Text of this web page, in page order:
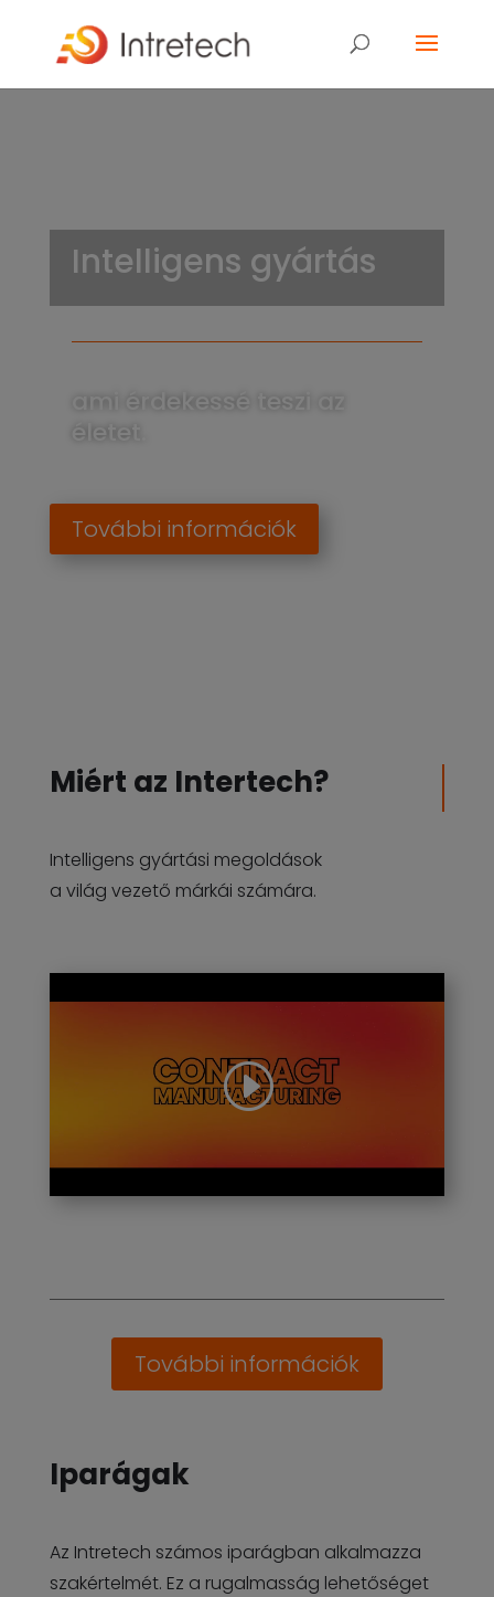
Intelligens gyártás
ami érdekessé teszi az
életet.
További információk
Miért az Intertech?
Intelligens gyártási megoldások
a világ vezető márkái számára.
További információk
Iparágak
Az Intretech számos iparágban alkalmazza
szakértelmét. Ez a rugalmasság lehetőséget